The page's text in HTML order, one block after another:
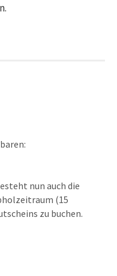
nun auch die
(15
zu buchen.